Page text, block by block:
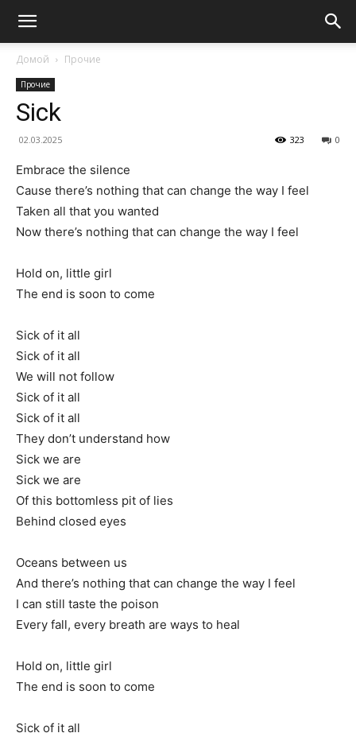
Домой Прочие
Прочие
Sick
02.03.2025 0
323
Embrace the silence
Cause there’s nothing that can change the way I feel
Taken all that you wanted
Now there’s nothing that can change the way I feel
Hold on, little girl
The end is soon to come
Sick of it all
Sick of it all
We will not follow
Sick of it all
Sick of it all
They don’t understand how
Sick we are
Sick we are
Of this bottomless pit of lies
Behind closed eyes
Oceans between us
And there’s nothing that can change the way I feel
I can still taste the poison
Every fall, every breath are ways to heal
Hold on, little girl
The end is soon to come
Sick of it all